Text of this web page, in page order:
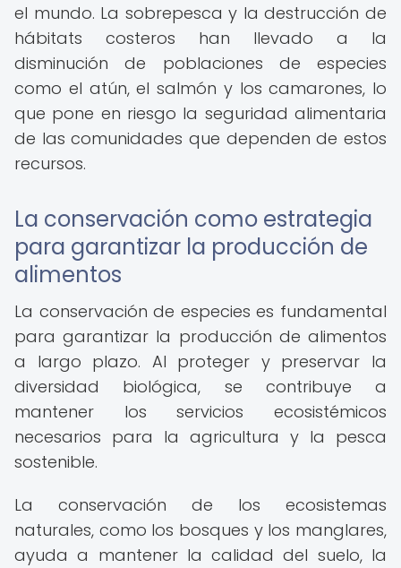
el mundo. La sobrepesca y la destrucción de
hábitats costeros han llevado a la
disminución de poblaciones de especies
como el atún, el salmón y los camarones, lo
que pone en riesgo la seguridad alimentaria
de las comunidades que dependen de estos
recursos.
La conservación como estrategia
para garantizar la producción de
alimentos
La conservación de especies es fundamental
para garantizar la producción de alimentos
a largo plazo. Al proteger y preservar la
diversidad biológica, se contribuye a
mantener los servicios ecosistémicos
necesarios para la agricultura y la pesca
sostenible.
La conservación de los ecosistemas
naturales, como los bosques y los manglares,
ayuda a mantener la calidad del suelo, la